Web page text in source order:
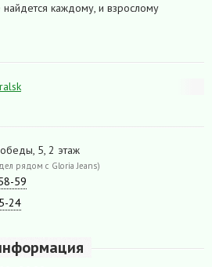
каждому, и взрослому
5, 2 этаж
рядом с Gloria Jeans)
59
24